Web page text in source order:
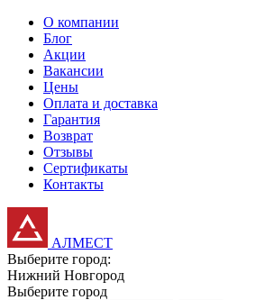
О компании
Блог
Акции
Вакансии
Цены
Оплата и доставка
Гарантия
Возврат
Отзывы
Сертификаты
Контакты
АЛМЕСТ
Выберите город:
Нижний Новгород
Выберите город